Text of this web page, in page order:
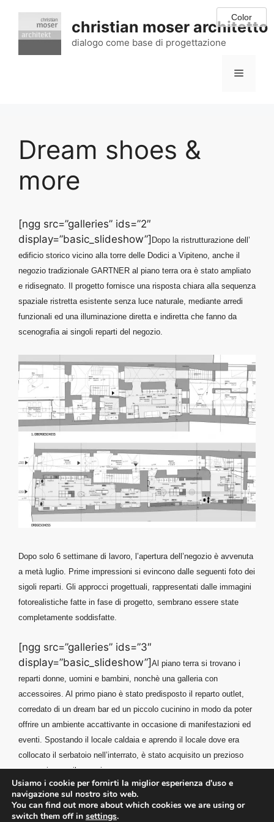
contenuto
christian moser architetto
dialogo come base di progettazione
Menu
Dream shoes &
more
[ngg src=”galleries” ids=”2″
display=”basic_slideshow”] Dopo la ristrutturazione dell’
edificio storico vicino alla torre delle Dodici a Vipiteno, anche il
negozio tradizionale GARTNER al piano terra ora è stato ampliato
e ridisegnato.
Il progetto fornisce una risposta chiara alla sequenza
spaziale ristretta esistente senza luce naturale, mediante arredi
funzionali ed una illuminazione diretta e indiretta che fanno da
scenografia ai singoli reparti del negozio.
Dopo solo 6 settimane di lavoro, l’apertura dell’negozio è avvenuta
a metà luglio. Prime impressioni si evincono dalle seguenti foto dei
sigoli reparti. Gli approcci progettuali, rappresentati dalle immagini
fotorealistiche fatte in fase di progetto, sembrano essere state
completamente soddisfatte.
[ngg src=”galleries” ids=”3″
display=”basic_slideshow”] Al piano terra si trovano i
reparti donne, uomini e bambini, nonchè una galleria con
accessoires. Al primo piano è stato predisposto il reparto outlet,
corredato di un dream bar ed un piccolo cucinino in modo da poter
offrire un ambiente accattivante in occasione di manifestazioni ed
eventi. Spostando il locale caldaia e aprendo il locale dove era
collocato il serbatoio nell’interrato, è stato acquisito un prezioso
magazzino per il negozio.
Usiamo i cookie per fornirti la miglior esperienza d'uso e
navigazione sul nostro sito web.
You can find out more about which cookies we are using or
switch them off in settings.